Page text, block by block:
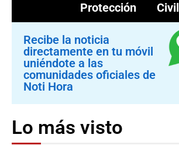
Protección Civil
Recibe la noticia
directamente en tu móvil
uniéndote a las
comunidades oficiales de
Noti Hora
Lo más visto